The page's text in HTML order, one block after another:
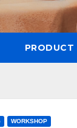
PRODUCT
WORKSHOP